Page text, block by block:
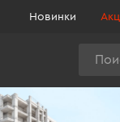
Новинки